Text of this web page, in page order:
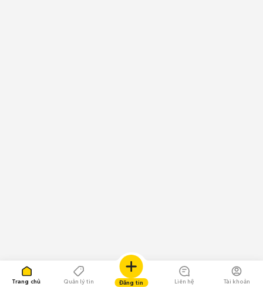
Trang chủ Quản lý tin Đăng tin Liên hệ Tài khoản